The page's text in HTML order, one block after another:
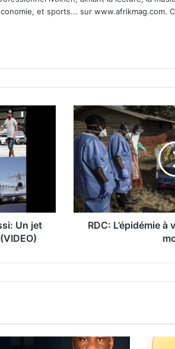
et sports... sur www.afrikmag.com.
Un jet
RDC: L’épidémie